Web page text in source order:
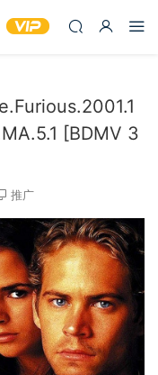
[BDMV 3
推广